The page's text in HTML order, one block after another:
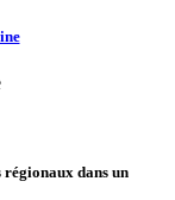
dans un